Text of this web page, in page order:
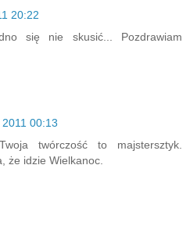
20:22
się nie skusić... Pozdrawiam
00:13
twórczość to majstersztyk.
że idzie Wielkanoc.